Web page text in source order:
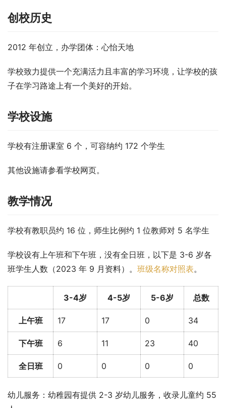
创校历史
2012 年创立，办学团体：心怡天地
学校致力提供一个充满活力且丰富的学习环境，让学校的孩
子在学习路途上有一个美好的开始。
学校设施
学校有注册课室 6 个，可容纳约 172 个学生
其他设施请参看学校网页。
教学情况
学校有教职员约 16 位，师生比例约 1 位教师对 5 名学生
学校设有上午班和下午班，没有全日班，以下是 3-6 岁各
班学生人数（2023 年 9 月资料）。 班级名称对照表。
3-4岁 4-5岁 5-6岁 总数
上午班 17 17 0 34
下午班 6 11 23 40
全日班 0 0 0 0
幼儿服务：幼稚园有提供 2-3 岁幼儿服务，收录儿童约 55